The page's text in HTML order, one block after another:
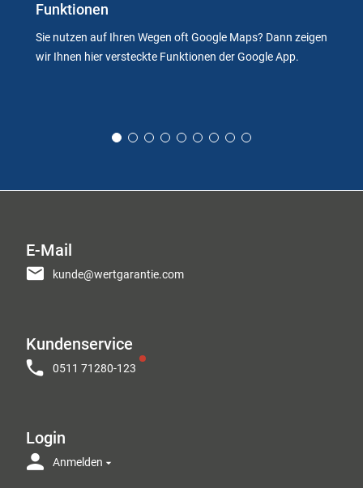
Funktionen
Sie nutzen auf Ihren Wegen oft Google Maps? Dann zeigen
wir Ihnen hier versteckte Funktionen der Google App.
E-Mail
kunde@wertgarantie.com
Kundenservice
0511 71280-123
Login
Anmelden